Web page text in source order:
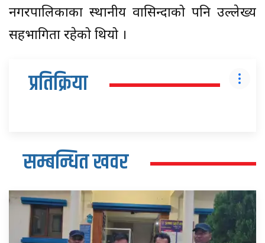
नगरपालिकाका स्थानीय वासिन्दाको पनि उल्लेख्य
सहभागिता रहेको थियो ।
प्रतिक्रिया
सम्बन्धित खवर